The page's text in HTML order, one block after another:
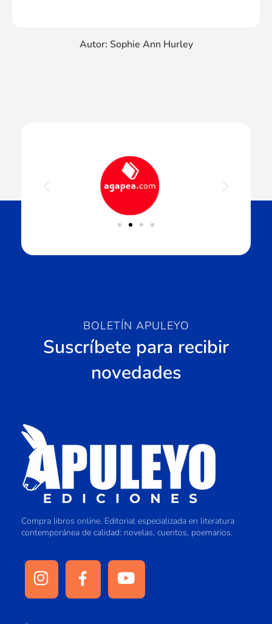
Autor: Sophie Ann Hurley
BOLETÍN APULEYO
Suscríbete para recibir
novedades
Compra libros online. Editorial especializada en literatura
contemporánea de calidad: novelas, cuentos, poemarios.